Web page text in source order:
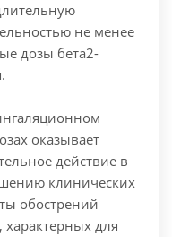
не менее
дозы бета2-
оказывает
действие в
клинических
обострений
для